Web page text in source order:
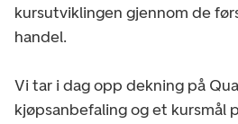
kursutviklingen gjennom de
handel.
Vi tar i dag opp dekning på
kjøpsanbefaling og et kursmål